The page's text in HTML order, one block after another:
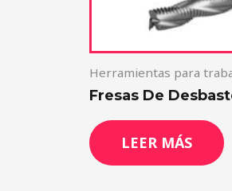
Herramientas para
Fresas De
LEER MÁS